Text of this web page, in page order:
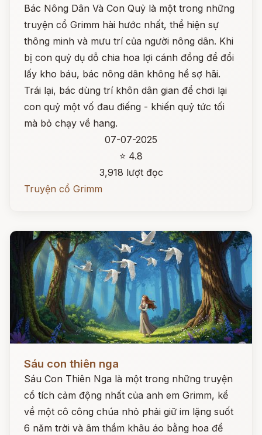
Bác Nông Dân Và Con Quỷ là một trong những
truyện cổ Grimm hài hước nhất, thể hiện sự
thông minh và mưu trí của người nông dân. Khi
bị con quỷ dụ dỗ chia hoa lợi cánh đồng để đổi
lấy kho báu, bác nông dân không hề sợ hãi.
Trái lại, bác dùng trí khôn dân gian để chơi lại
con quỷ một vố đau điếng - khiến quỷ tức tối
mà bỏ chạy về hang.
07-07-2025
⭐ 4.8
3,918 lượt đọc
Truyện cổ Grimm
Sáu con thiên nga
Sáu Con Thiên Nga là một trong những truyện
cổ tích cảm động nhất của anh em Grimm, kể
về một cô công chúa nhỏ phải giữ im lặng suốt
6 năm trời và âm thầm khâu áo bằng hoa để